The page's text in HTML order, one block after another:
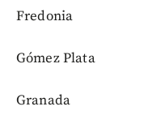
Fredonia
Gómez Plata
Granada